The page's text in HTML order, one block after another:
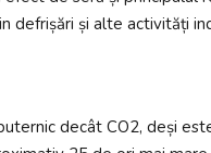
defrișări și alte activități
decât CO2, deși